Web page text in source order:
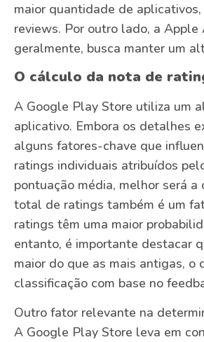
maior quantidade de
reviews. Por outro lado, a
geralmente, busca manter um
O cálculo da nota de
A Google Play Store utiliza um
aplicativo. Embora os detalhes
alguns fatores-chave que
ratings individuais atribuídos
pontuação média, melhor será
total de ratings também é um
ratings têm uma maior
entanto, é importante destacar
maior do que as mais antigas, o
classificação com base no
Outro fator relevante na
A Google Play Store leva em